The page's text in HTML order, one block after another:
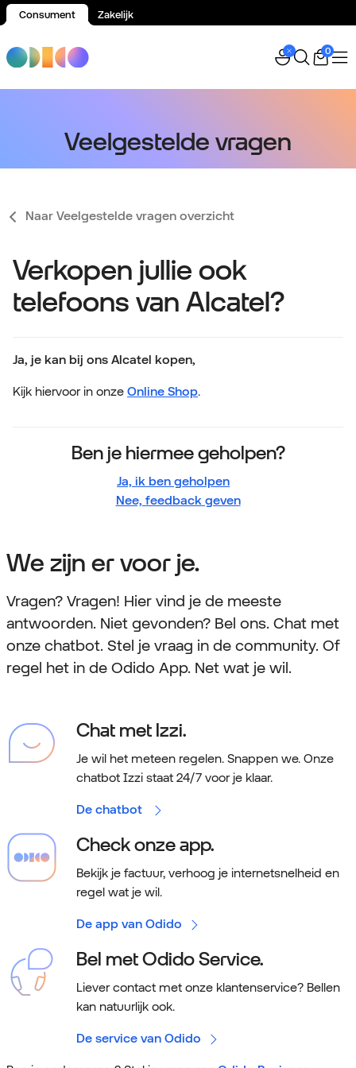
Consument Zakelijk
0
Veelgestelde vragen
Naar Veelgestelde vragen overzicht
Verkopen jullie ook
telefoons van Alcatel?
Ja, je kan bij ons Alcatel kopen,
Kijk hiervoor in onze Online Shop.
Ben je hiermee geholpen?
Ja, ik ben geholpen
Nee, feedback geven
We zijn er voor je.
Vragen? Vragen! Hier vind je de meeste
antwoorden. Niet gevonden? Bel ons. Chat met
onze chatbot. Stel je vraag in de community. Of
regel het in de Odido App. Net wat je wil.
Chat met Izzi.
Je wil het meteen regelen. Snappen we. Onze
chatbot Izzi staat 24/7 voor je klaar.
De chatbot
Check onze app.
Bekijk je factuur, verhoog je internetsnelheid en
regel wat je wil.
De app van Odido
Bel met Odido Service.
Liever contact met onze klantenservice? Bellen
kan natuurlijk ook.
De service van Odido